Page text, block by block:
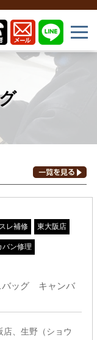
レ補修 東大阪店
バン修理
ッグ キャンバ
店、生野（ショウ